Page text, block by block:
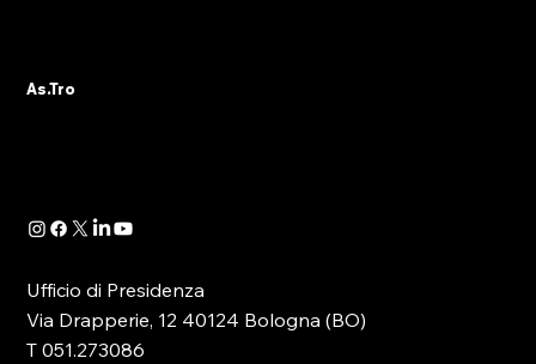
As.Tro
Ufficio di Presidenza
Via Drapperie, 12 40124 Bologna (BO)
T 051.273086